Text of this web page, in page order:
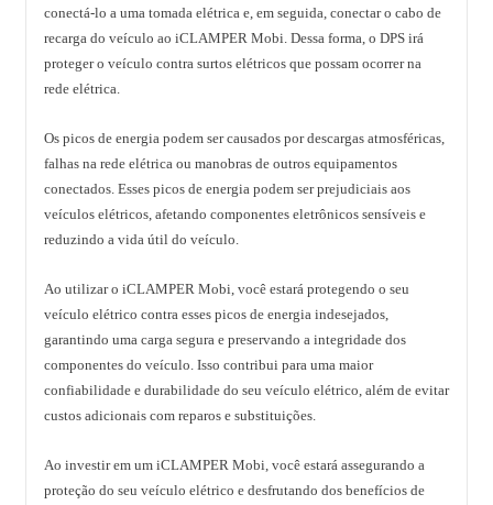
conectá-lo a uma tomada elétrica e, em seguida, conectar o cabo de
recarga do veículo ao iCLAMPER Mobi. Dessa forma, o DPS irá
proteger o veículo contra surtos elétricos que possam ocorrer na
rede elétrica.
Os picos de energia podem ser causados por descargas atmosféricas,
falhas na rede elétrica ou manobras de outros equipamentos
conectados. Esses picos de energia podem ser prejudiciais aos
veículos elétricos, afetando componentes eletrônicos sensíveis e
reduzindo a vida útil do veículo.
Ao utilizar o iCLAMPER Mobi, você estará protegendo o seu
veículo elétrico contra esses picos de energia indesejados,
garantindo uma carga segura e preservando a integridade dos
componentes do veículo. Isso contribui para uma maior
confiabilidade e durabilidade do seu veículo elétrico, além de evitar
custos adicionais com reparos e substituições.
Ao investir em um iCLAMPER Mobi, você estará assegurando a
proteção do seu veículo elétrico e desfrutando dos benefícios de